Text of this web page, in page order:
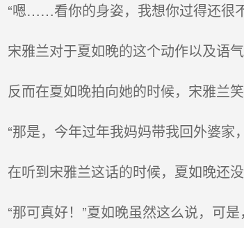
“嗯……看你的身姿，我想你过得还很不
宋雅兰对于夏如晚的这个动作以及语气
反而在夏如晚拍向她的时候，宋雅兰笑
“那是，今年过年我妈妈带我回外婆家
在听到宋雅兰这话的时候，夏如晚还没
“那可真好！”夏如晚虽然这么说，可